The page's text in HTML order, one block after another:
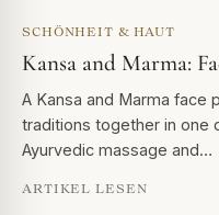
SCHÖNHEIT & HAUT
Kansa and Marma:
A Kansa and Marma face
traditions together in one
Ayurvedic massage and…
ARTIKEL LESEN